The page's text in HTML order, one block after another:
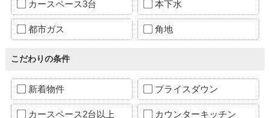
カースペース3台 本下水
都市ガス 角地
こだわりの条件
新着物件 プライスダウン
カースペース2台以上 カウンターキッチン